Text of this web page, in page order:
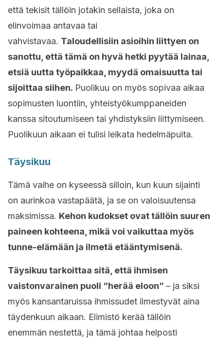
että tekisit tällöin jotakin sellaista, joka on
elinvoimaa antavaa tai
vahvistavaa. Taloudellisiin asioihin liittyen on
sanottu, että tämä on hyvä hetki pyytää lainaa,
etsiä uutta työpaikkaa, myydä omaisuutta tai
sijoittaa siihen. Puolikuu on myös sopivaa aikaa
sopimusten luontiin, yhteistyökumppaneiden
kanssa sitoutumiseen tai yhdistyksiin liittymiseen.
Puolikuun aikaan ei tulisi leikata hedelmäpuita.
Täysikuu
Tämä vaihe on kyseessä silloin, kun kuun sijainti
on aurinkoa vastapäätä, ja se on valoisuutensa
maksimissa. Kehon kudokset ovat tällöin suuren
paineen kohteena, mikä voi vaikuttaa myös
tunne-elämään ja ilmetä etääntymisenä.
Täysikuu tarkoittaa sitä, että ihmisen
vaistonvarainen puoli “herää eloon” – ja siksi
myös kansantaruissa ihmissudet ilmestyvät aina
täydenkuun aikaan. Elimistö kerää tällöin
enemmän nestettä, ja tämä johtaa helposti